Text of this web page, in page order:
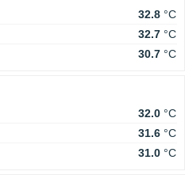
32.8 °C
32.7 °C
30.7 °C
32.0 °C
31.6 °C
31.0 °C